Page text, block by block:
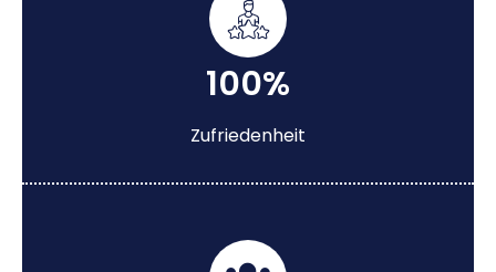
100%
Zufriedenheit